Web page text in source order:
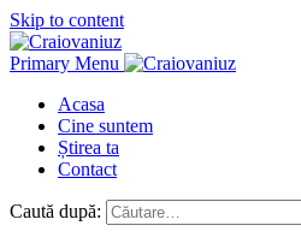
Skip to content
Primary Menu
Acasa
Cine suntem
Știrea ta
Contact
Caută după: